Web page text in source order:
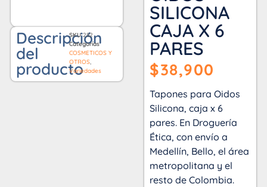
Descripción
del
producto
SKU282
Categorías
COSMETICOS Y
OTROS
Variedades
SILICONA
CAJA X 6
PARES
$38,900
Tapones para Oidos
Silicona, caja x 6
pares. En Droguería
Ética, con envío a
Medellín, Bello, el área
metropolitana y el
resto de Colombia.